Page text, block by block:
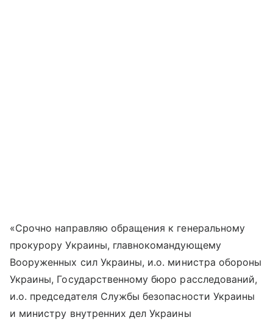
«Срочно направляю обращения к генеральному
прокурору Украины, главнокомандующему
Вооруженных сил Украины, и.о. министра обороны
Украины, Государственному бюро расследований,
и.о. председателя Службы безопасности Украины
и министру внутренних дел Украины